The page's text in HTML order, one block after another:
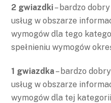
2 gwiazdki– bardzo
usług w obszarze
wymogów dla tego
spełnieniu wymogów
1 gwiazdka– bardzo
usług w obszarze
wymogów dla tej